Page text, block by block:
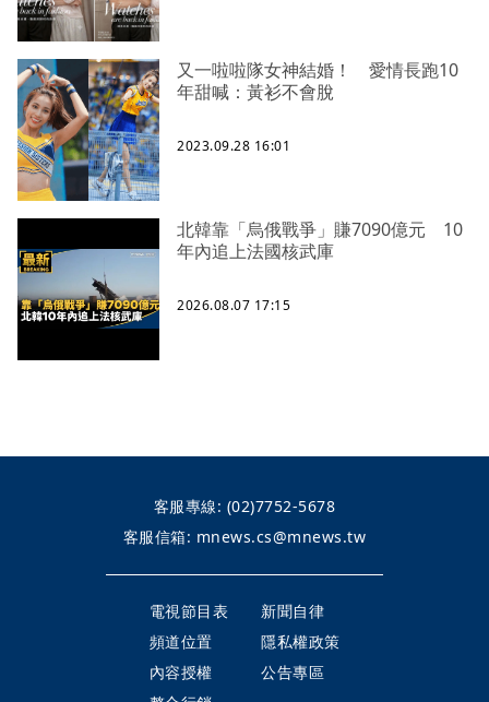
又一啦啦隊女神結婚！ 愛情長跑10
年甜喊：黃衫不會脫
2023.09.28 16:01
北韓靠「烏俄戰爭」賺7090億元 10
年內追上法國核武庫
2026.08.07 17:15
客服專線: (02)7752-5678
客服信箱: mnews.cs@mnews.tw
電視節目表
新聞自律
頻道位置
隱私權政策
內容授權
公告專區